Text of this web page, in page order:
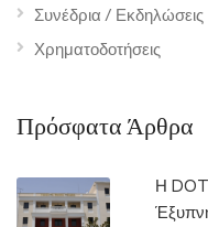
Συνέδρια / Εκδηλώσεις
Χρηματοδοτήσεις
Πρόσφατα Άρθρα
Η